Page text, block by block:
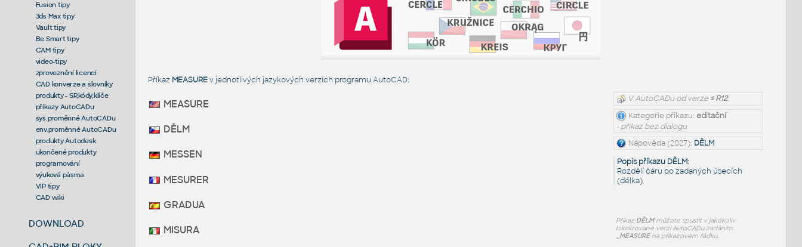
Fusion tipy
3ds Max tipy
Vault tipy
Be.Smart tipy
CAM tipy
video-tipy
zprovoznění licencí
CAD konverze a slovníky
produkty - SP,kódy,klíče
příkazy AutoCADu
sys.proměnné AutoCADu
env.proměnné AutoCADu
produkty Autodesk
ukončené produkty
programování
výuková pásma
VIP tipy
CAD wiki
DOWNLOAD
Příkaz MEASUREv jednotlivých jazykových verzích programu AutoCAD:
V AutoCADu od verze≤ R12
Kategorie příkazu:editační
• příkaz bez dialogu
Nápověda (2027): DĚLM
Popis příkazu DĚLM:
Rozdělí čáru po zadaných úsecích
(délka)
Příkaz DĚLMmůžete spustit v jakékoliv
lokalizované verzi AutoCADu zadáním
_MEASUREna příkazovém řádku.
MEASURE
DĚLM
MESSEN
MESURER
GRADUA
MISURA